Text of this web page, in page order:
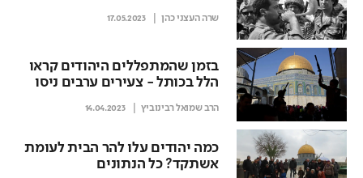
שרה העצני כהן 17.05.2023
בזמן שהמתפללים היהודים קראו
הלל בכותל - צעירים ערבים ניסו
הרב שמואל רבינוביץ 14.04.2023
כמה יהודים עלו להר הבית לעומת
אשתקד? כל הנתונים